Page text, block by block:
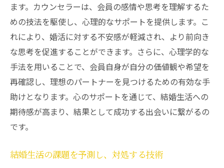
ます。カウンセラーは、会員の感情や思考を理解するた
めの技法を駆使し、心理的なサポートを提供します。こ
れにより、婚活に対する不安感が軽減され、より前向き
な思考を促進することができます。さらに、心理学的な
手法を用いることで、会員自身が自分の価値観や希望を
再確認し、理想のパートナーを見つけるための有効な手
助けとなります。心のサポートを通じて、結婚生活への
期待感が高まり、結果として成功する出会いに繋がるの
です。
結婚生活の課題を予測し、対処する技術